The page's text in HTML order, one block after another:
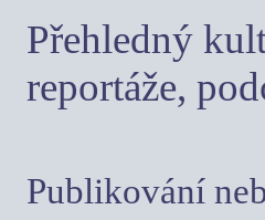
Přehledný
reportáže,
Publikování